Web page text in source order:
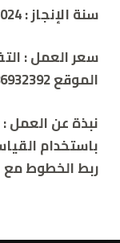
سنة الإنجاز :
سعر العمل :
الموقع 00962786932392
نبذة عن العمل :
باستخدام
ربط الخطوط مع